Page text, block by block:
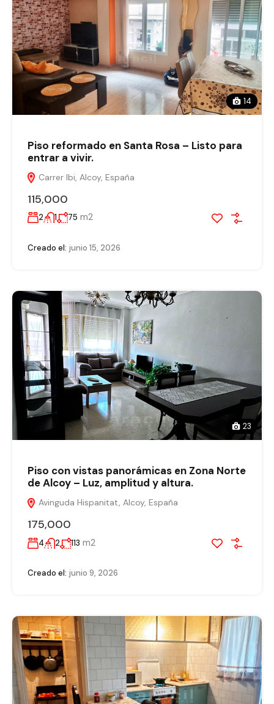
14
Piso reformado en Santa Rosa – Listo para
entrar a vivir.
Carrer Ibi, Alcoy, España
115,000
2 1 75 m2
Creado el: junio 15, 2026
23
Piso con vistas panorámicas en Zona Norte
de Alcoy – Luz, amplitud y altura.
Avinguda Hispanitat, Alcoy, España
175,000
4 2 113 m2
Creado el: junio 9, 2026